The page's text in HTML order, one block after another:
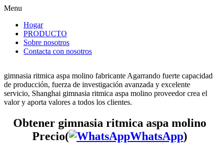
Menu
Hogar
PRODUCTO
Sobre nosotros
Contacta con nosotros
gimnasia ritmica aspa molino fabricante Agarrando fuerte capacidad
de producción, fuerza de investigación avanzada y excelente
servicio, Shanghai gimnasia ritmica aspa molino proveedor crea el
valor y aporta valores a todos los clientes.
Obtener gimnasia ritmica aspa molino
Precio(
WhatsApp)